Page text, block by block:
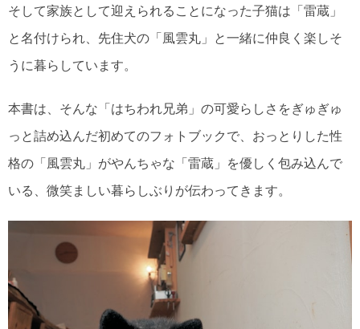
そして家族として迎えられることになった子猫は「雷蔵」
と名付けられ、先住犬の「風雲丸」と一緒に仲良く楽しそ
うに暮らしています。
本書は、そんな「はちわれ兄弟」の可愛らしさをぎゅぎゅ
っと詰め込んだ初めてのフォトブックで、おっとりした性
格の「風雲丸」がやんちゃな「雷蔵」を優しく包み込んで
いる、微笑ましい暮らしぶりが伝わってきます。